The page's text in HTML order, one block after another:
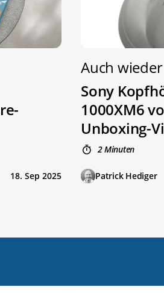
18. Sep 2025
Auch
Sony
1000XM6
Unboxing-
2 Minuten
Patrick Hediger